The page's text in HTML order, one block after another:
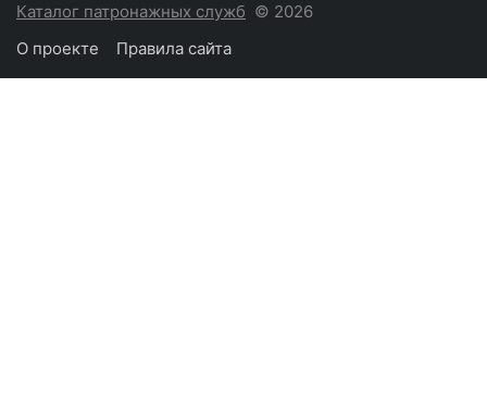
Каталог патронажных служб © 2026
О проекте
Правила сайта